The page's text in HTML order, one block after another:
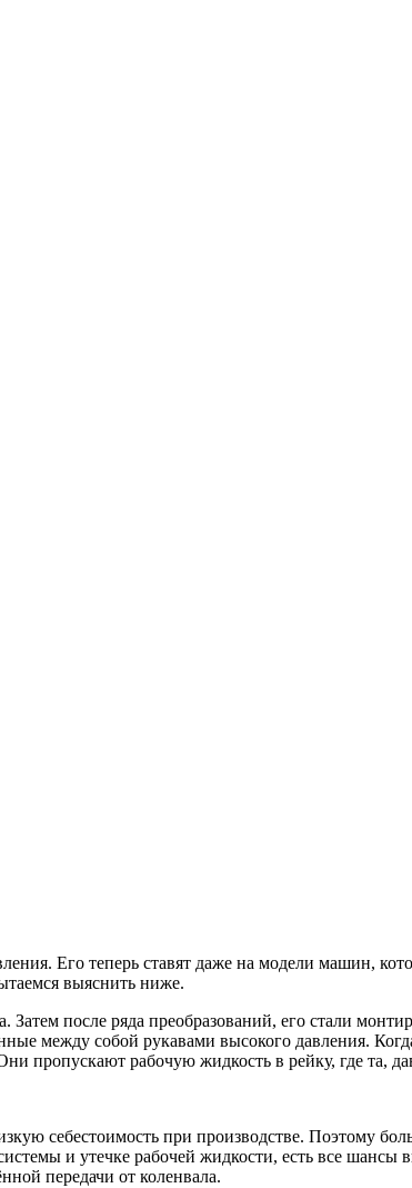
Его теперь ставят даже на модели машин,
выяснить ниже.
после ряда преобразований, его стали
между собой рукавами высокого давления.
пропускают рабочую жидкость в рейку, где та,
себестоимость при производстве. Поэтому
и утечке рабочей жидкости, есть все шансы
передачи от коленвала.